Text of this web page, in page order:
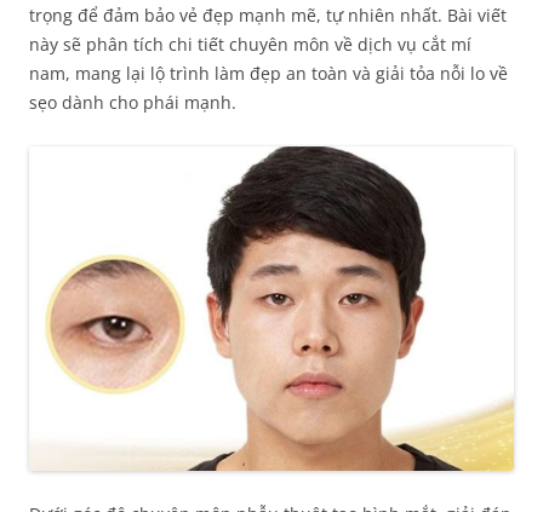
trọng để đảm bảo vẻ đẹp mạnh mẽ, tự nhiên nhất. Bài viết
này sẽ phân tích chi tiết chuyên môn về dịch vụ cắt mí
nam, mang lại lộ trình làm đẹp an toàn và giải tỏa nỗi lo về
sẹo dành cho phái mạnh.